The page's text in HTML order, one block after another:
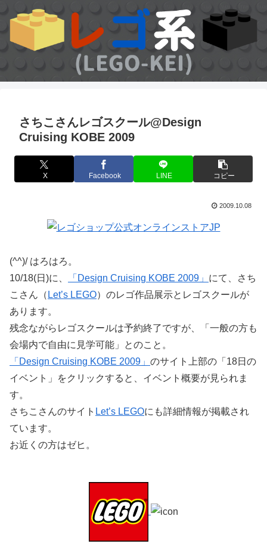
さちこさんレゴスクール@Design
Cruising KOBE 2009
X Facebook LINE コピー
2009.10.08
(^^)/ はろはろ。
10/18(日)に、
「Design Cruising KOBE 2009」 にて、さち
こさん（ Let’s LEGO）のレゴ作品展示とレゴスクールが
あります。
残念ながらレゴスクールは予約終了ですが、「一般の方も
会場内で自由に見学可能」とのこと。
「Design Cruising KOBE 2009」 のサイト上部の「18日の
イベント」をクリックすると、イベント概要が見られま
す。
さちこさんのサイト Let’s LEGOにも詳細情報が掲載され
ています。
お近くの方はゼヒ。